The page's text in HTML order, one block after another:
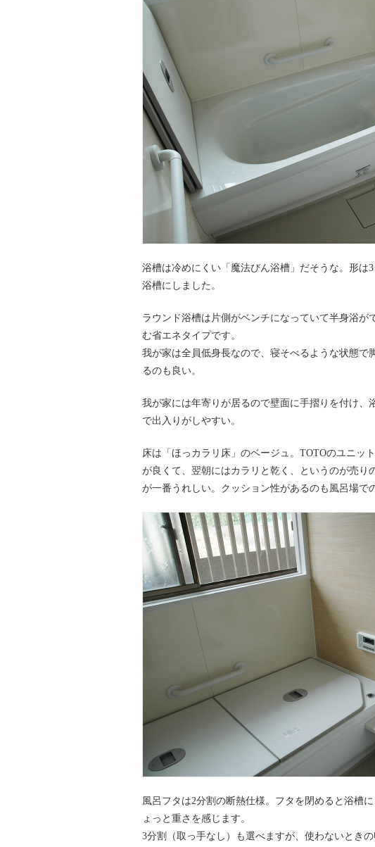
浴槽は冷めにくい「魔法びん浴槽」だそうな。形は
浴槽にしました。
ラウンド浴槽は片側がベンチになっていて半身浴
む省エネタイプです。
我が家は全員低身長なので、寝そべるような状態
るのも良い。
我が家には年寄りが居るので壁面に手摺りを付け
で出入りがしやすい。
床は「ほっカラリ床」のベージュ。TOTOのユニッ
が良くて、翌朝にはカラリと乾く、というのが売
が一番うれしい。クッション性があるのも風呂場で
風呂フタは2分割の断熱仕様。フタを閉めると浴槽
ょっと重さを感じます。
3分割（取っ手なし）も選べますが、使わないとき